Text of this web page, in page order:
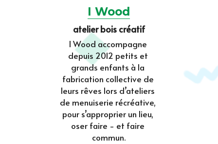
I Wood
atelier bois créatif
I Wood accompagne
depuis 2012 petits et
grands enfants à la
fabrication collective de
leurs rêves lors d’ateliers
de menuiserie récréative,
pour s’approprier un lieu,
oser faire - et faire
commun.